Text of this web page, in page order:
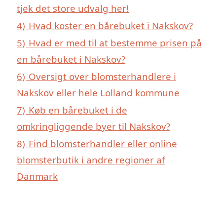
tjek det store udvalg her!
4) Hvad koster en bårebuket i Nakskov?
5) Hvad er med til at bestemme prisen på
en bårebuket i Nakskov?
6) Oversigt over blomsterhandlere i
Nakskov eller hele Lolland kommune
7) Køb en bårebuket i de
omkringliggende byer til Nakskov?
8) Find blomsterhandler eller online
blomsterbutik i andre regioner af
Danmark